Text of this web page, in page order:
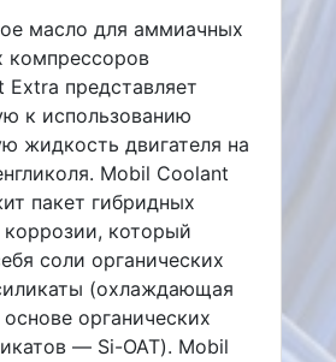
масло для аммиачных
компрессоров
Extra представляет
к использованию
жидкость двигателя на
Mobil Coolant
пакет гибридных
коррозии, который
соли органических
(охлаждающая
органических
— Si-OAT). Mobil